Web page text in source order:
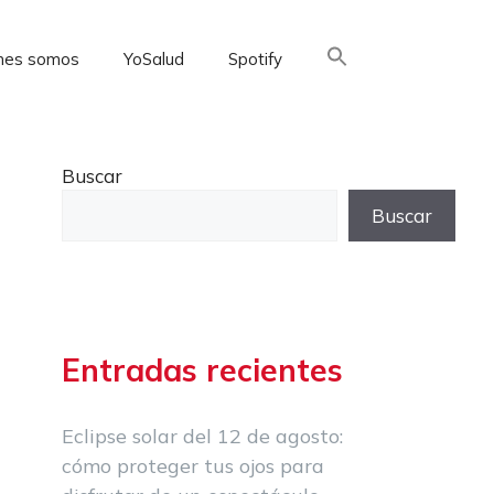
somos YoSalud Spotify
Buscar
Buscar
Entradas recientes
Eclipse solar del 12 de agosto:
cómo proteger tus ojos para